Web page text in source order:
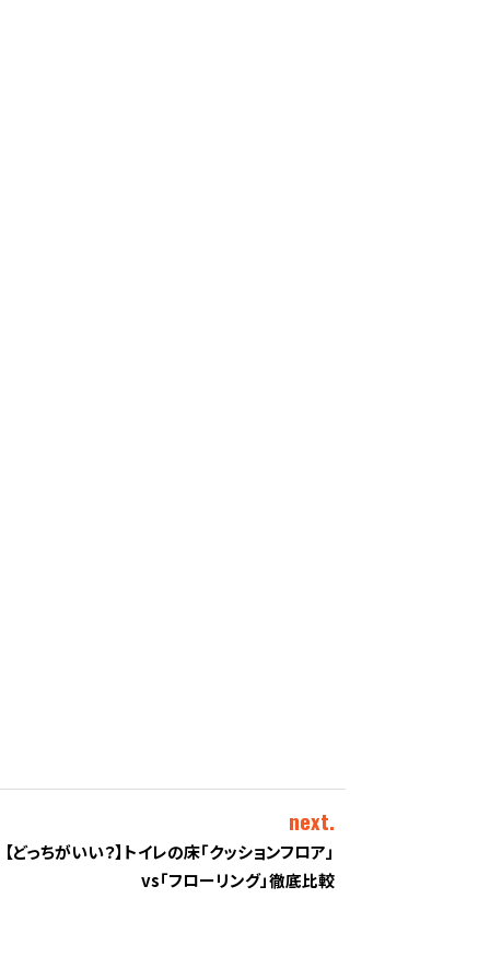
next.
【どっちがいい？】トイレの床「クッションフロア」
vs「フローリング」徹底比較